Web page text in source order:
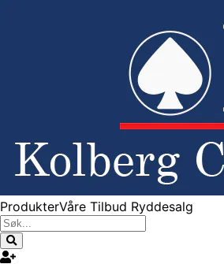
ProdukterVåre Tilbud Ryddesalg